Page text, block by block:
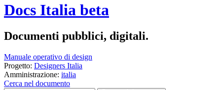
Docs Italia beta
Documenti pubblici, digitali.
Manuale operativo di design
Progetto: Designers Italia
Amministrazione: italia
Cerca nel documento